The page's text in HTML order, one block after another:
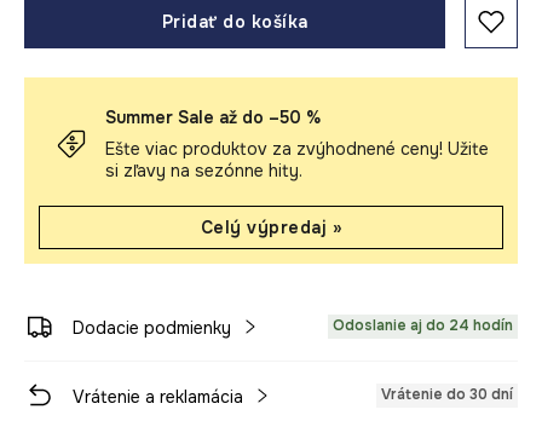
Pridať do košíka
Summer Sale až do –50 %
Ešte viac produktov za zvýhodnené ceny! Užite
si zľavy na sezónne hity.
Celý výpredaj »
Dodacie podmienky Odoslanie aj do 24 hodín
Vrátenie a reklamácia Vrátenie do 30 dní